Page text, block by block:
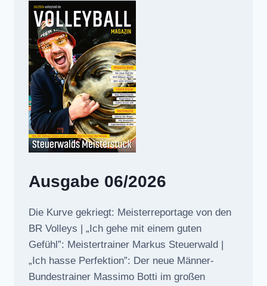
Ausgabe 06/2026
Die Kurve gekriegt: Meisterreportage von den
BR Volleys | „Ich gehe mit einem guten
Gefühl”: Meistertrainer Markus Steuerwald |
„Ich hasse Perfektion”: Der neue Männer-
Bundestrainer Massimo Botti im großen